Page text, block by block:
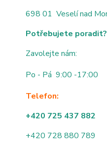
698 01 Veselí nad
Potřebujete poradit?
Zavolejte nám:
Po - Pá 9:00 -17:00
Telefon:
+420 725 437 882
+420 728 880 789